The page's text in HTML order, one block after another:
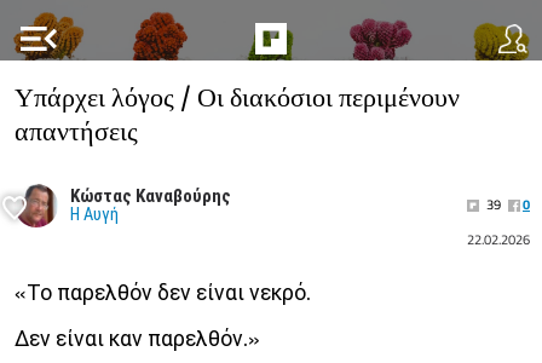
menu_open
Υπάρχει λόγος / Οι διακόσιοι περιμένουν
απαντήσεις
Κώστας Καναβούρης
Η Αυγή 39
0
22.02.2026
«Το παρελθόν δεν είναι νεκρό.
Δεν είναι καν παρελθόν.»